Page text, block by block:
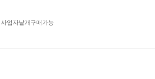
사업자 낱개구매가능